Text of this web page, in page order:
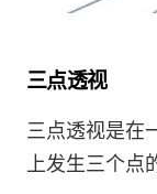
三点透视
三点透视是在
上发生三个点